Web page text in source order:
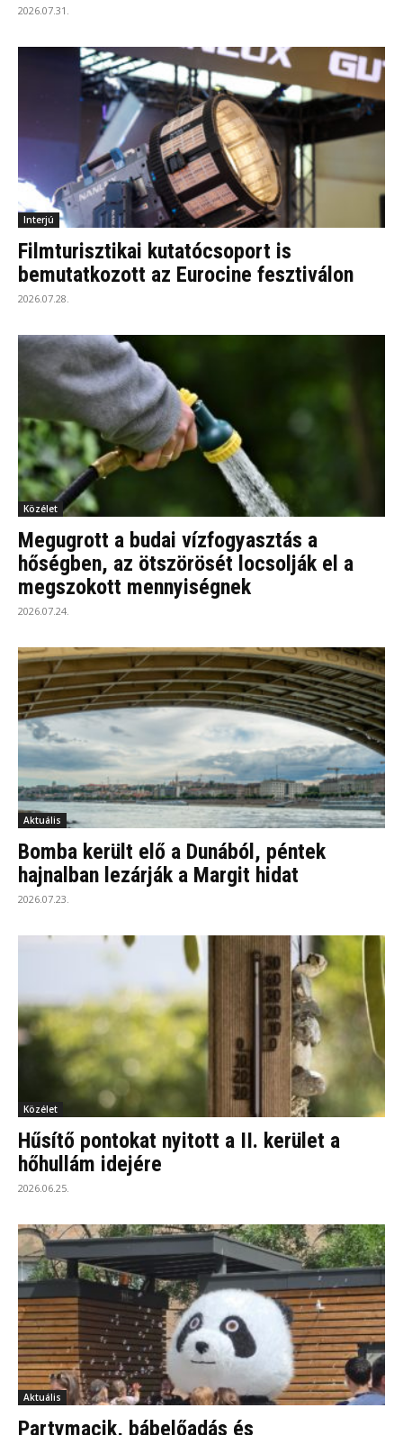
2026.07.31.
Interjú
Filmturisztikai kutatócsoport is
bemutatkozott az Eurocine fesztiválon
2026.07.28.
Közélet
Megugrott a budai vízfogyasztás a
hőségben, az ötszörösét locsolják el a
megszokott mennyiségnek
2026.07.24.
Aktuális
Bomba került elő a Dunából, péntek
hajnalban lezárják a Margit hidat
2026.07.23.
Közélet
Hűsítő pontokat nyitott a II. kerület a
hőhullám idejére
2026.06.25.
Aktuális
Partymacik, bábelőadás és